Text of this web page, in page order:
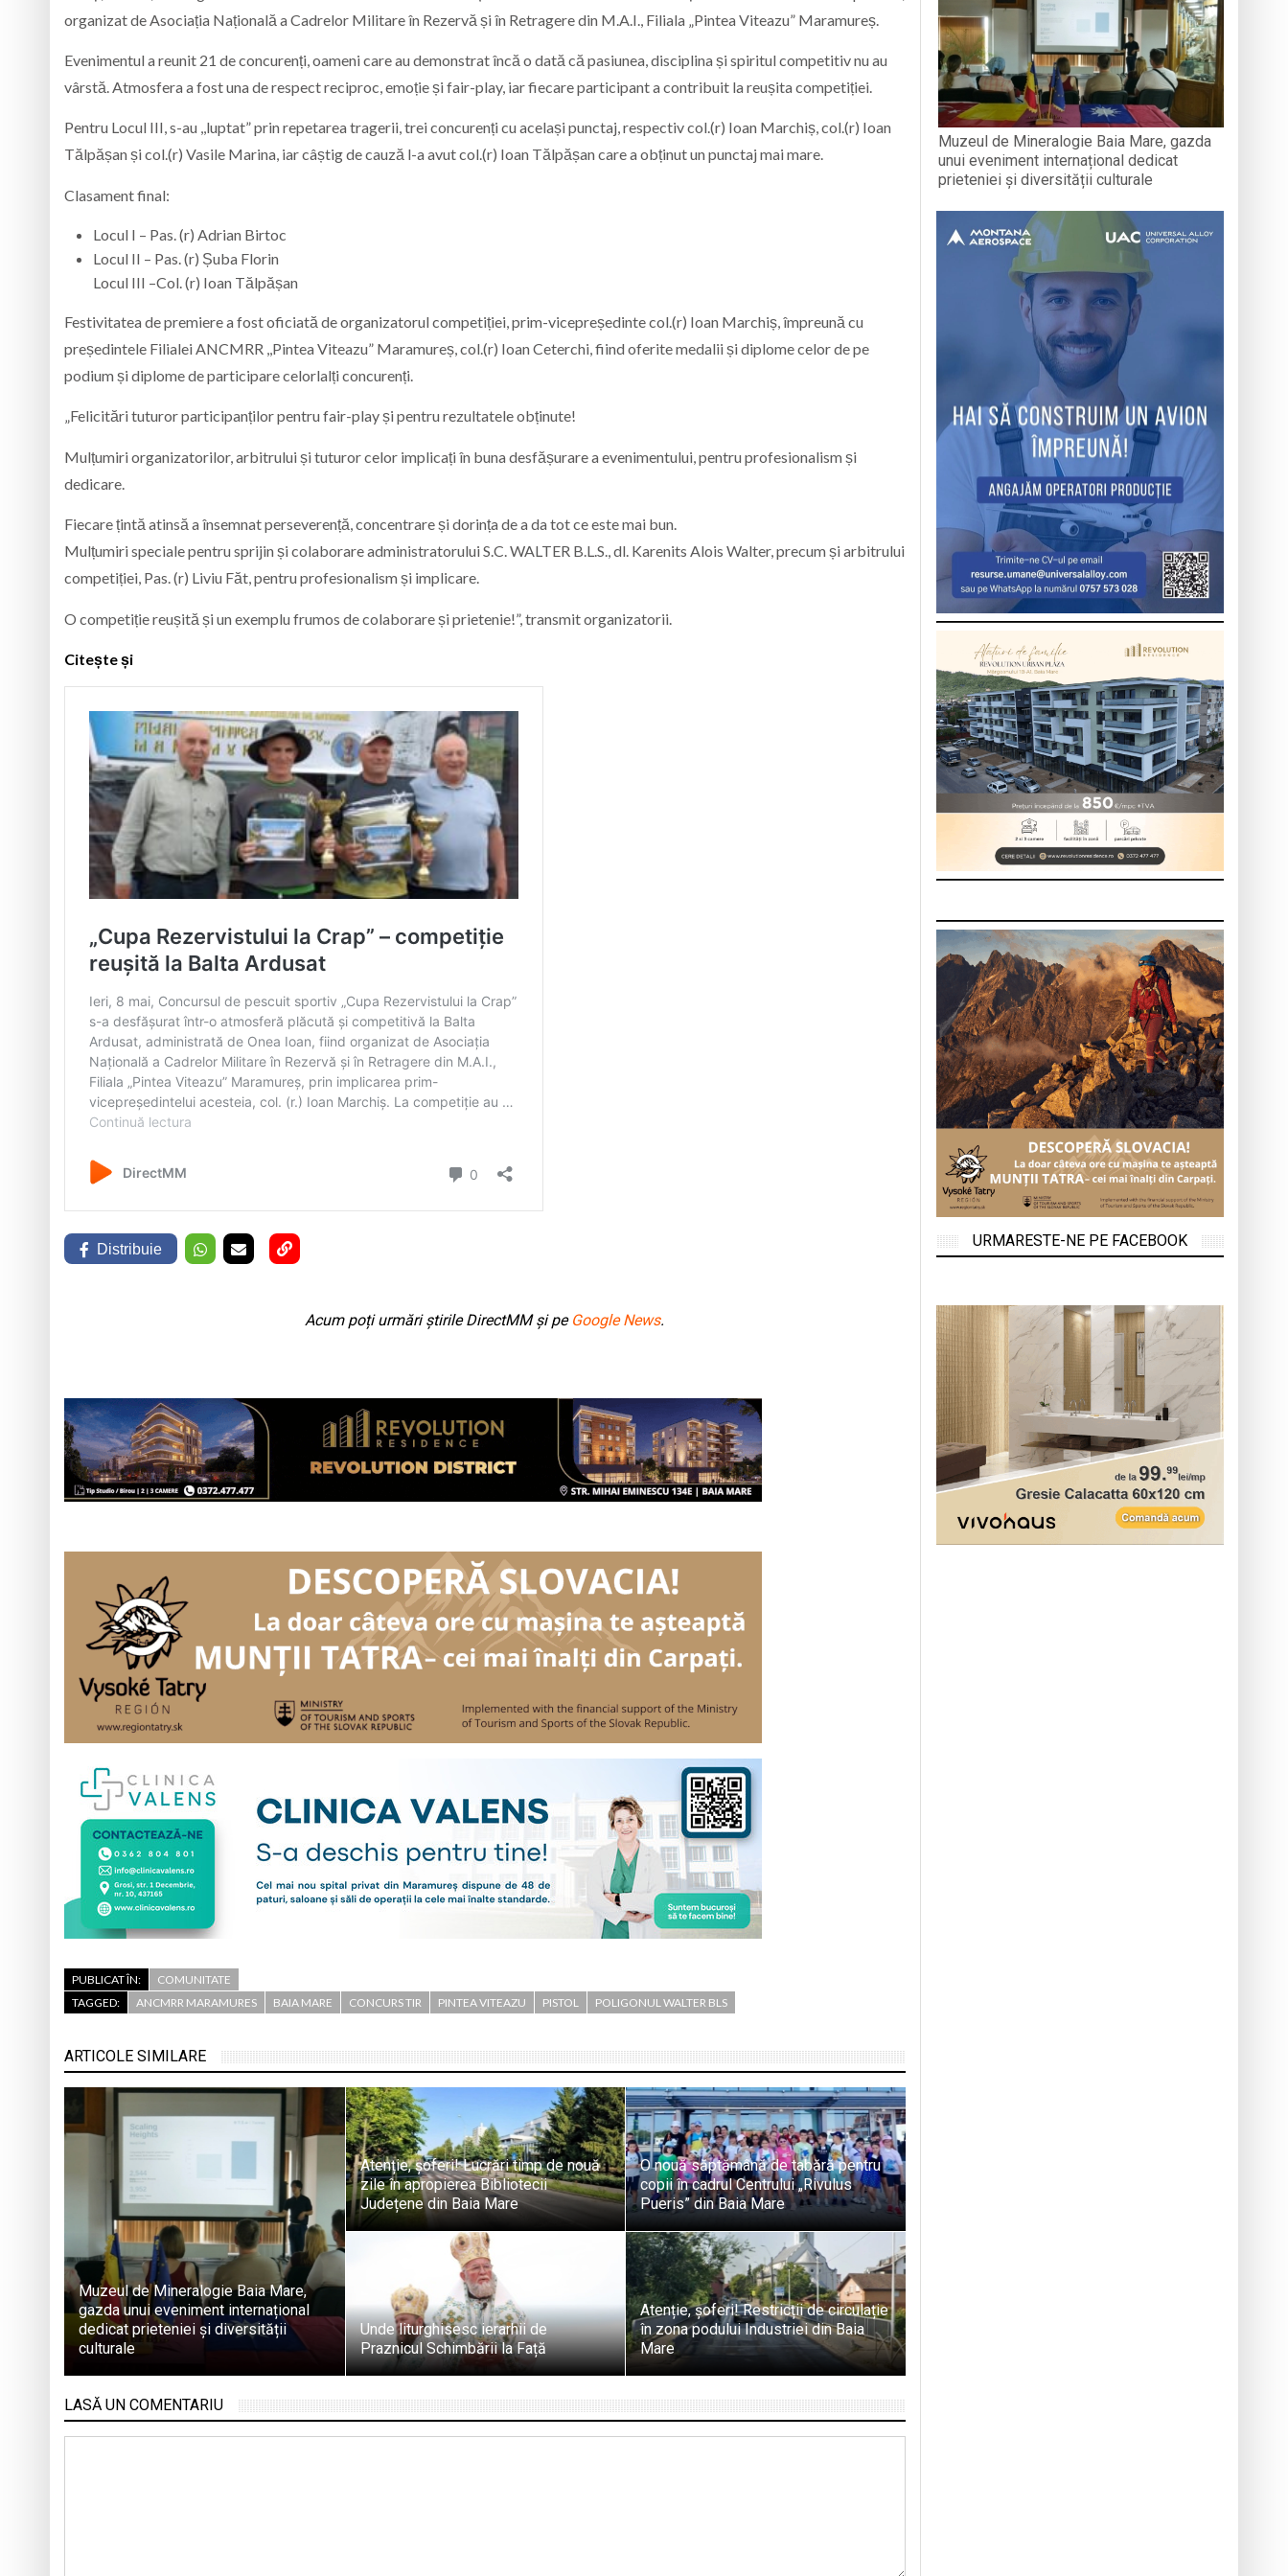
organizat de Asociația Națională a Cadrelor Militare în Rezervă și în Retragere din M.A.I., Filiala „Pintea Viteazu” Maramureș.
Evenimentul a reunit 21 de concurenți, oameni care au demonstrat încă o dată că pasiunea, disciplina și spiritul competitiv nu au
vârstă. Atmosfera a fost una de respect reciproc, emoție și fair-play, iar fiecare participant a contribuit la reușita competiției.
Pentru Locul III, s-au ,,luptat” prin repetarea tragerii, trei concurenți cu același punctaj, respectiv col.(r) Ioan Marchiș, col.(r) Ioan
Tălpășan și col.(r) Vasile Marina, iar câștig de cauză l-a avut col.(r) Ioan Tălpășan care a obținut un punctaj mai mare.
Clasament final:
Locul I – Pas. (r) Adrian Birtoc
Locul II – Pas. (r) Șuba Florin
Locul III –Col. (r) Ioan Tălpășan
Festivitatea de premiere a fost oficiată de organizatorul competiției, prim-vicepreședinte col.(r) Ioan Marchiș, împreună cu
președintele Filialei ANCMRR ,,Pintea Viteazu” Maramureș, col.(r) Ioan Ceterchi, fiind oferite medalii și diplome celor de pe
podium și diplome de participare celorlalți concurenți.
„Felicitări tuturor participanților pentru fair-play și pentru rezultatele obținute!
Mulțumiri organizatorilor, arbitrului și tuturor celor implicați în buna desfășurare a evenimentului, pentru profesionalism și
dedicare.
Fiecare țintă atinsă a însemnat perseverență, concentrare și dorința de a da tot ce este mai bun.
Mulțumiri speciale pentru sprijin și colaborare administratorului S.C. WALTER B.L.S., dl. Karenits Alois Walter, precum și arbitrului
competiției, Pas. (r) Liviu Făt, pentru profesionalism și implicare.
O competiție reușită și un exemplu frumos de colaborare și prietenie!”, transmit organizatorii.
Citește și
Distribuie
Acum poți urmări știrile DirectMM și pe Google News.
PUBLICAT ÎN:
COMUNITATE
TAGGED:
ANCMRR MARAMURES BAIA MARE CONCURS TIR PINTEA VITEAZU PISTOL POLIGONUL WALTER BLS
ARTICOLE SIMILARE
Muzeul de Mineralogie Baia Mare,
gazda unui eveniment internațional
dedicat prieteniei și diversității
culturale
Atenție, șoferi! Lucrări timp de nouă
zile în apropierea Bibliotecii
Județene din Baia Mare
O nouă săptămână de tabără pentru
copii în cadrul Centrului „Rivulus
Pueris” din Baia Mare
Unde liturghisesc ierarhii de
Praznicul Schimbării la Față
Atenție, șoferi! Restricții de circulație
în zona podului Industriei din Baia
Mare
LASĂ UN COMENTARIU
Muzeul de Mineralogie Baia Mare, gazda
unui eveniment internațional dedicat
prieteniei și diversității culturale
URMARESTE-NE PE FACEBOOK